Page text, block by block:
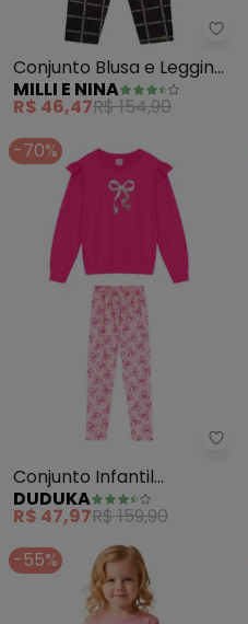
Conjunto Blusa e Legging
em Tweed Luxo (Rosa)
MILLI E NINA
R$ 46,47R$ 154,90
-70%
Conjunto Infantil
Moletom (Rosa)
DUDUKA
R$ 47,97R$ 159,90
-55%